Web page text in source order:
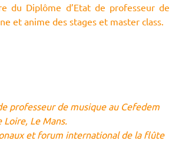
du Diplôme d’Etat de professeur de
et anime des stages et master class.
professeur de musique au Cefedem
Le Mans.
et forum international de la flûte